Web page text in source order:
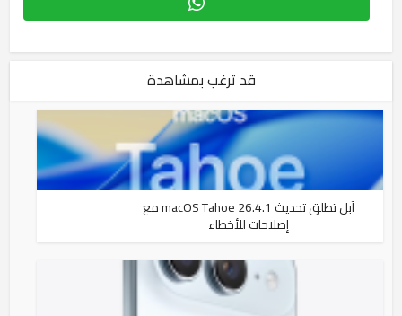
قد ترغب بمشاهدة
آبل تطلق تحديث macOS Tahoe 26.4.1 مع
إصلاحات للأخطاء